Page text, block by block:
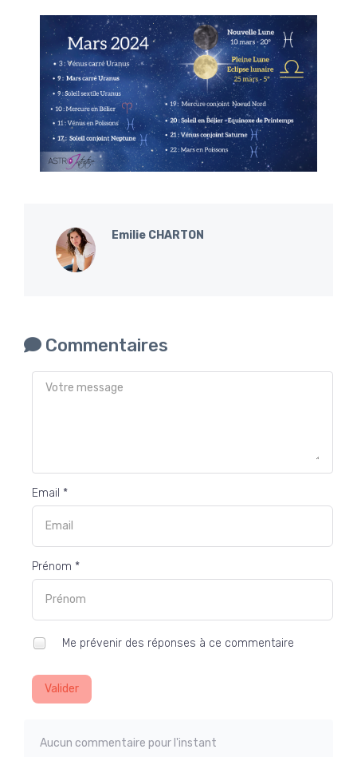
Emilie CHARTON
Commentaires
Email *
Prénom *
Me prévenir des réponses à ce commentaire
Valider
Aucun commentaire pour l'instant